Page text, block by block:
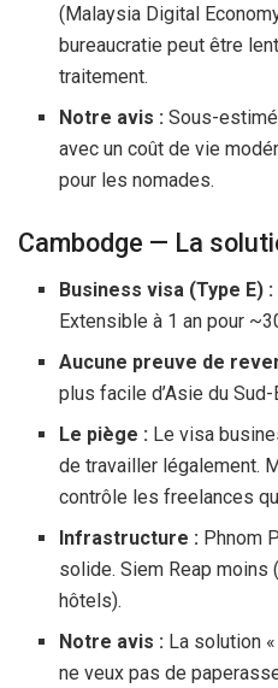
(Malaysia Digital
bureaucratie peut être
traitement.
Notre avis : Sous-
avec un coût de vie
pour les nomades.
Cambodge — La
Business visa (Type E) :
Extensible à 1 an pour ~
Aucune preuve de
plus facile d’Asie du
Le piège : Le visa
de travailler légalement.
contrôle les freelances
Infrastructure : Phnom
solide. Siem Reap
hôtels).
Notre avis : La solution
ne veux pas de